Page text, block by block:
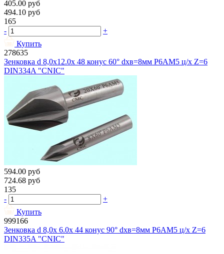
405.00 руб
494.10 руб
165
-
+
Купить
278635
Зенковка d 8,0х12.0х 48 конус 60° dхв=8мм Р6АМ5 ц/х Z=6
DIN334A "CNIC"
594.00 руб
724.68 руб
135
-
+
Купить
999166
Зенковка d 8,0х 6.0х 44 конус 90° dхв=8мм Р6АМ5 ц/х Z=6
DIN335A "CNIC"